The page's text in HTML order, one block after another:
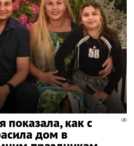
показала, как с
дом в